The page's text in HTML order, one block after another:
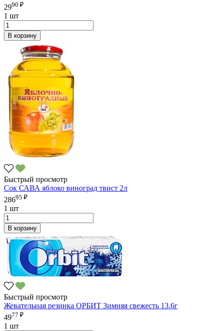
2990 ₽
1 шт
В корзину
Быстрый просмотр
Сок САВА яблоко виноград твист 2л
28695 ₽
1 шт
В корзину
Быстрый просмотр
Жевательная резинка ОРБИТ Зимняя свежесть 13.6г
4977 ₽
1 шт